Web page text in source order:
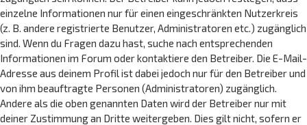
einzelne Informationen nur für einen eingeschränkten Nutzerkreis
(z. B. andere registrierte Benutzer, Administratoren etc.) zugänglich
sind. Wenn du Fragen dazu hast, suche nach entsprechenden
Informationen im Forum oder kontaktiere den Betreiber. Die E-Mail-
Adresse aus deinem Profil ist dabei jedoch nur für den Betreiber und
von ihm beauftragte Personen (Administratoren) zugänglich.
Andere als die oben genannten Daten wird der Betreiber nur mit
deiner Zustimmung an Dritte weitergeben. Dies gilt nicht, sofern er